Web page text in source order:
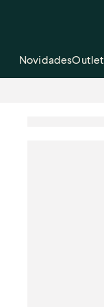
NovidadesOutlet